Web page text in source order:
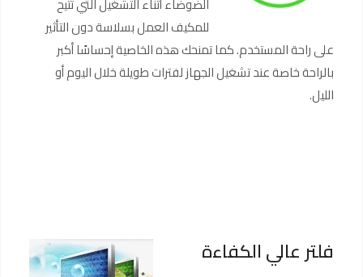
للمكيف العمل بسلاسة دون التأثير
على راحة المستخدم. كما تمنحك هذه الخاصية إحساسًا أكبر
بالراحة خاصة عند تشغيل الجهاز لفترات طويلة خلال اليوم أو
الليل.
فلتر عالي الكفاءة